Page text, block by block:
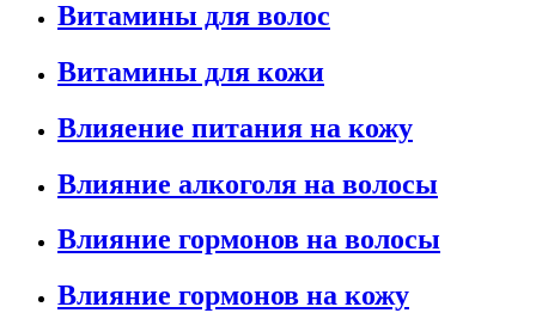
Витамины для волос
Витамины для кожи
Влияение питания на кожу
Влияние алкоголя на волосы
Влияние гормонов на волосы
Влияние гормонов на кожу